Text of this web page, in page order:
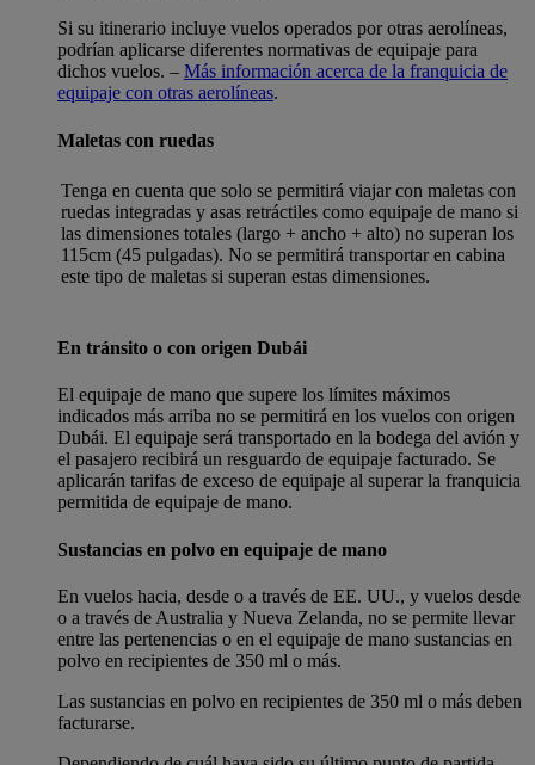
Si su itinerario incluye vuelos operados por otras aerolíneas,
podrían aplicarse diferentes normativas de equipaje para
dichos vuelos. – Más información acerca de la franquicia de
equipaje con otras aerolíneas.
Maletas con ruedas
Tenga en cuenta que solo se permitirá viajar con maletas con
ruedas integradas y asas retráctiles como equipaje de mano si
las dimensiones totales (largo + ancho + alto) no superan los
115cm (45 pulgadas). No se permitirá transportar en cabina
este tipo de maletas si superan estas dimensiones.
En tránsito o con origen Dubái
El equipaje de mano que supere los límites máximos
indicados más arriba no se permitirá en los vuelos con origen
Dubái. El equipaje será transportado en la bodega del avión y
el pasajero recibirá un resguardo de equipaje facturado. Se
aplicarán tarifas de exceso de equipaje al superar la franquicia
permitida de equipaje de mano.
Sustancias en polvo en equipaje de mano
En vuelos hacia, desde o a través de EE. UU., y vuelos desde
o a través de Australia y Nueva Zelanda, no se permite llevar
entre las pertenencias o en el equipaje de mano sustancias en
polvo en recipientes de 350 ml o más.
Las sustancias en polvo en recipientes de 350 ml o más deben
facturarse.